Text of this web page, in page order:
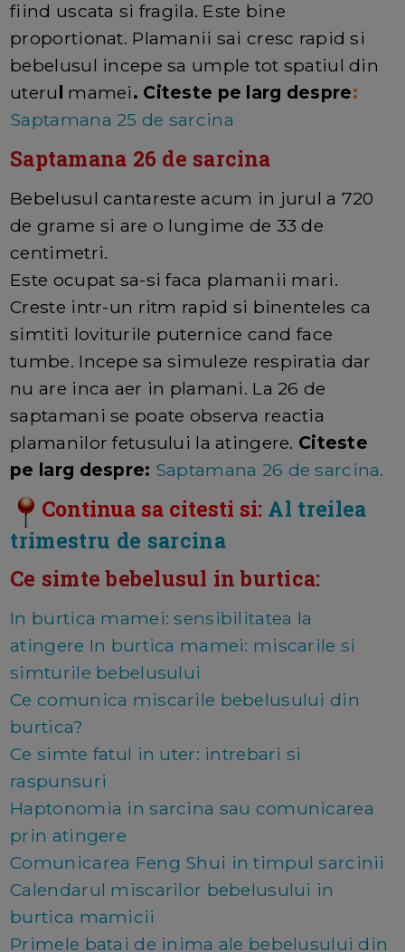
fiind uscata si fragila. Este bine
proportionat. Plamanii sai cresc rapid si
bebelusul incepe sa umple tot spatiul din
uterul mamei. Citeste pe larg despre:
Saptamana 25 de sarcina
Saptamana 26 de sarcina
Bebelusul cantareste acum in jurul a 720
de grame si are o lungime de 33 de
centimetri.
Este ocupat sa-si faca plamanii mari.
Creste intr-un ritm rapid si binenteles ca
simtiti loviturile puternice cand face
tumbe. Incepe sa simuleze respiratia dar
nu are inca aer in plamani. La 26 de
saptamani se poate observa reactia
plamanilor fetusului la atingere. Citeste
pe larg despre: Saptamana 26 de sarcina.
Continua sa citesti si: Al treilea
trimestru de sarcina
Ce simte bebelusul in burtica:
In burtica mamei: sensibilitatea la
atingere In burtica mamei: miscarile si
simturile bebelusului
Ce comunica miscarile bebelusului din
burtica?
Ce simte fatul in uter: intrebari si
raspunsuri
Haptonomia in sarcina sau comunicarea
prin atingere
Comunicarea Feng Shui in timpul sarcinii
Calendarul miscarilor bebelusului in
burtica mamicii
Primele batai de inima ale bebelusului din